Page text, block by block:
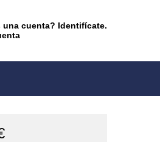
una cuenta? Identifícate.